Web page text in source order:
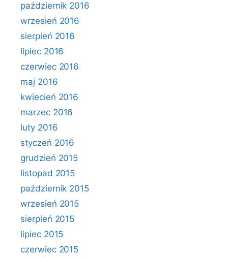
październik 2016
wrzesień 2016
sierpień 2016
lipiec 2016
czerwiec 2016
maj 2016
kwiecień 2016
marzec 2016
luty 2016
styczeń 2016
grudzień 2015
listopad 2015
październik 2015
wrzesień 2015
sierpień 2015
lipiec 2015
czerwiec 2015